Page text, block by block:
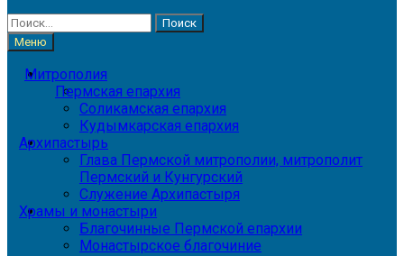
Найти:
Меню
Митрополия
Пермская епархия
Соликамская епархия
Кудымкарская епархия
Архипастырь
Глава Пермской митрополии, митрополит
Пермский и Кунгурский
Служение Архипастыря
Храмы и монастыри
Благочинные Пермской епархии
Монастырское благочиние